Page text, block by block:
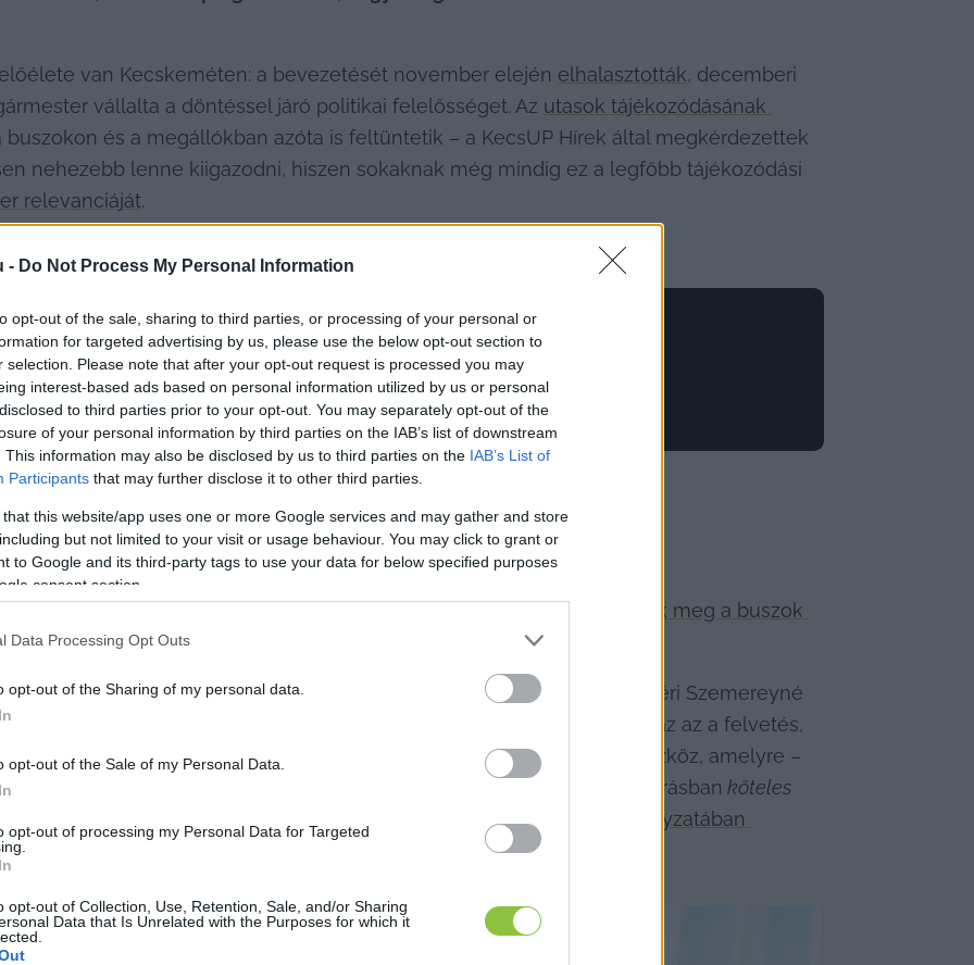
- Do Not Process My Personal Information
opt-out of the sale, sharing to third parties, or processing of your personal or
for targeted advertising by us, please use the below opt-out section to
selection. Please note that after your opt-out request is processed you may
interest-based ads based on personal information utilized by us or personal
to third parties prior to your opt-out. You may separately opt-out of the
of your personal information by third parties on the IAB’s list of downstream
This information may also be disclosed by us to third parties on the IAB’s List of
Participants that may further disclose it to other third parties.
that this website/app uses one or more Google services and may gather and store
but not limited to your visit or usage behaviour. You may click to grant or
to Google and its third-party tags to use your data for below specified purposes
consent section.
Data Processing Opt Outs
opt-out of the Sharing of my personal data.
opt-out of the Sale of my Personal Data.
opt-out of processing my Personal Data for Targeted
opt-out of Collection, Use, Retention, Sale, and/or Sharing
Data that Is Unrelated with the Purposes for which it
van Kecskeméten: a bevezetését november elején elhalasztották, decemberi
vállalta a döntéssel járó politikai felelősséget. Az utasok tájékozódásának
buszokon és a megállókban azóta is feltüntetik – a KecsUP Hírek által megkérdezettek
nehezebb lenne kiigazodni, hiszen sokaknak még mindig ez a legfőbb tájékozódási
relevanciáját.
ne változtassák meg a buszok
ellenezték az új rendszer bevezetését, de eddig hiába.
a február 20-i, csütörtöki közgyűlésre interpellációt nyújt be: arra kéri Szemereyné
felül a kecskeméti buszok átszámozását. Az
, azaz az a felvetés,
gyakorlatot jelez, egy problémamegoldás sürgetésére irányuló eszköz, amelyre –
vagy megbízottja útján szóban, vagy tizenöt napon belül írásban köteles
a
Közgyűlés és Szervei Szervezeti és Működési Szabályzatában